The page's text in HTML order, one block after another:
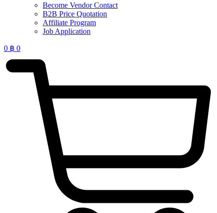
Become Vendor Contact
B2B Price Quotation
Affiliate Program
Job Application
0 ฿ 0